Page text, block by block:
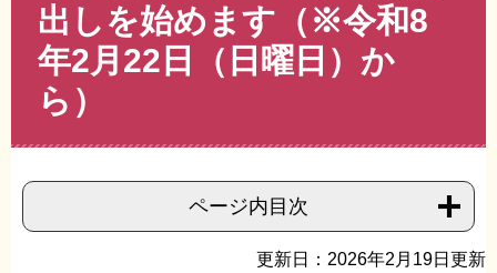
出しを始めます（※令和8
年2月22日（日曜日）か
ら）
ページ内目次
更新日：2026年2月19日更新